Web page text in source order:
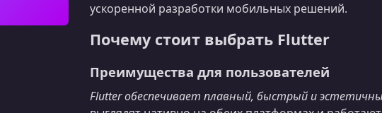
ускоренной разработки мобильных решений.
Почему стоит выбрать Flutter
Преимущества для пользователей
Flutter обеспечивает плавный, быстрый и